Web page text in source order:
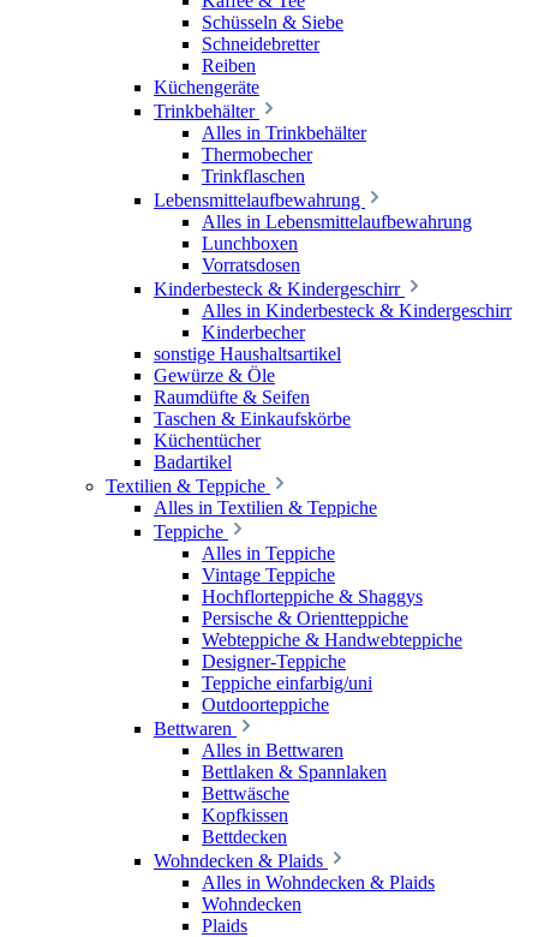
Schüsseln & Siebe
Schneidebretter
Reiben
Küchengeräte
Trinkbehälter
Alles in Trinkbehälter
Thermobecher
Trinkflaschen
Lebensmittelaufbewahrung
Alles in Lebensmittelaufbewahrung
Lunchboxen
Vorratsdosen
Kinderbesteck & Kindergeschirr
Alles in Kinderbesteck & Kindergeschirr
Kinderbecher
sonstige Haushaltsartikel
Gewürze & Öle
Raumdüfte & Seifen
Taschen & Einkaufskörbe
Küchentücher
Badartikel
Textilien & Teppiche
Alles in Textilien & Teppiche
Teppiche
Alles in Teppiche
Vintage Teppiche
Hochflorteppiche & Shaggys
Persische & Orientteppiche
Webteppiche & Handwebteppiche
Designer-Teppiche
Teppiche einfarbig/uni
Outdoorteppiche
Bettwaren
Alles in Bettwaren
Bettlaken & Spannlaken
Bettwäsche
Kopfkissen
Bettdecken
Wohndecken & Plaids
Alles in Wohndecken & Plaids
Wohndecken
Plaids